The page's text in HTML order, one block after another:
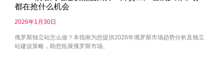
都在抢什么机会
2026年1月30日
俄罗斯独立站怎么做？本指南为您提供2026年俄罗斯市场趋势分析及独立
站建设策略，助您拓展俄罗斯市场。